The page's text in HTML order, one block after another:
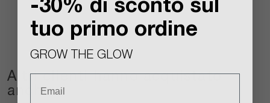
Altri clienti hanno acquistato
anche
-30% di sconto sul
tuo primo ordine
GROW THE GLOW